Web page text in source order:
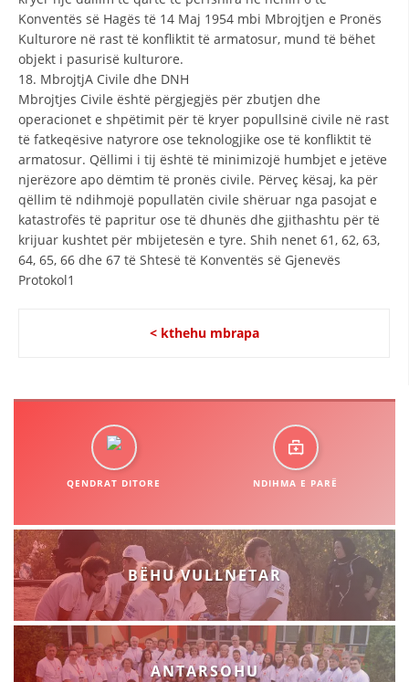
Konventës së Hagës të 14 Maj 1954 mbi Mbrojtjen e Pronës
Kulturore në rast të konfliktit të armatosur, mund të bëhet
objekt i pasurisë kulturore.
18. MbrojtjA Civile dhe DNH
Mbrojtjes Civile është përgjegjës për zbutjen dhe
operacionet e shpëtimit për të kryer popullsinë civile në rast
të fatkeqësive natyrore ose teknologjike ose të konfliktit të
armatosur. Qëllimi i tij është të minimizojë humbjet e jetëve
njerëzore apo dëmtim të pronës civile. Përveç kësaj, ka për
qëllim të ndihmojë popullatën civile shëruar nga pasojat e
katastrofës të papritur ose të dhunës dhe gjithashtu për të
krijuar kushtet për mbijetesën e tyre. Shih nenet 61, 62, 63,
64, 65, 66 dhe 67 të Shtesë të Konventës së Gjenevës
Protokol1
< kthehu mbrapa
QENDRAT DITORE NDIHMA E PARË
BËHU VULLNETAR
ANTARSOHU